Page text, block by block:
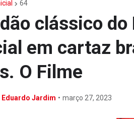
64
clássico
em cartaz
O Filme
Eduardo Jardim • março 27, 2023